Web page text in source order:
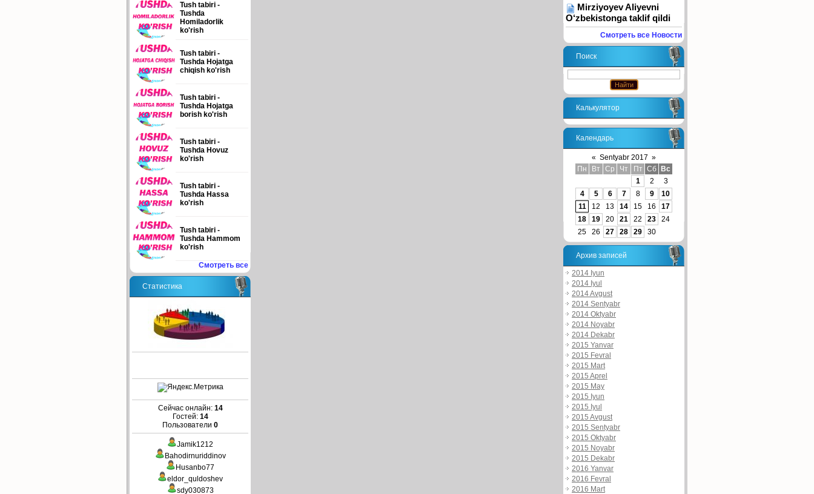
Tush tabiri -
Tushda
Homiladorlik
ko'rish
Tush tabiri -
Tushda Hojatga
chiqish ko'rish
Tush tabiri -
Tushda Hojatga
borish ko'rish
Tush tabiri -
Tushda Hovuz
ko'rish
Tush tabiri -
Tushda Hassa
ko'rish
Tush tabiri -
Tushda Hammom
ko'rish
Смотреть все
Статистика
Сейчас онлайн: 14
Гостей: 14
Пользователи 0
Jamik1212
Bahodirnuriddinov
Husanbo77
eldor_quldoshev
sdy030873
Mirziyoyev Aliyevni
O‘zbekistonga taklif qildi
Смотреть все Новости
Поиск
Калькулятор
Календарь
« Sentyabr 2017 »
Пн
Вт Ср Чт Пт Сб Вс
1
2
3
4
5 6 7 8 9
10
11
12 13 14 15 16
17
18
19 20 21 22 23
24
25
26 27 28 29 30
Архив записей
2014 Iyun
2014 Iyul
2014 Avgust
2014 Sentyabr
2014 Oktyabr
2014 Noyabr
2014 Dekabr
2015 Yanvar
2015 Fevral
2015 Mart
2015 Aprel
2015 May
2015 Iyun
2015 Iyul
2015 Avgust
2015 Sentyabr
2015 Oktyabr
2015 Noyabr
2015 Dekabr
2016 Yanvar
2016 Fevral
2016 Mart